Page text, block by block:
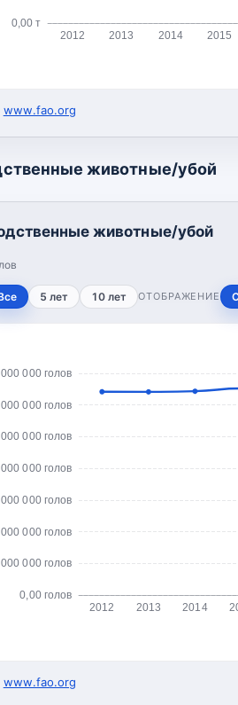
0,00 т
2012 2013 2014 2015
www.fao.org
животные/убой
животные/убой
5 лет 10 лет ОТОБРАЖЕНИЕ
0,00 голов
000 000 голов
000 000 голов
000 000 голов
000 000 голов
000 000 голов
000 000 голов
000 000 голов
2012 2013 2014
www.fao.org